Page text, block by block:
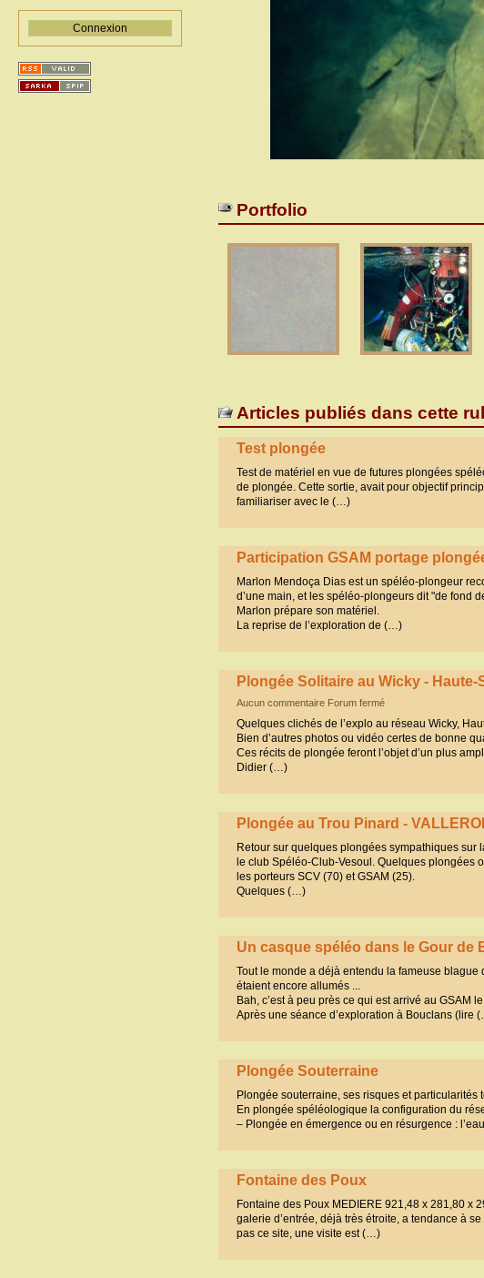
Portfolio
Articles publiés dans cette
Test plongée
Test de matériel en vue de futures plongées
de plongée. Cette sortie, avait pour objectif
familiariser avec le (…)
Participation GSAM portage
Marlon Mendoça Dias est un spéléo-plongeur
d’une main, et les spéléo-plongeurs dit "de fond
Marlon prépare son matériel.
La reprise de l’exploration de (…)
Plongée Solitaire au Wicky - Haute-
Aucun commentaire Forum fermé
Quelques clichés de l’explo au réseau Wicky,
Bien d’autres photos ou vidéo certes de bonne
Ces récits de plongée feront l’objet d’un plus
Didier (…)
Plongée au Trou Pinard -
Retour sur quelques plongées sympathiques sur
le club Spéléo-Club-Vesoul. Quelques plongées
les porteurs SCV (70) et GSAM (25).
Quelques (…)
Un casque spéléo dans le Gour de
Tout le monde a déjà entendu la fameuse blague
étaient encore allumés ...
Bah, c’est à peu près ce qui est arrivé au GSAM
Après une séance d’exploration à Bouclans (lire
Plongée Souterraine
Plongée souterraine, ses risques et particularités
En plongée spéléologique la configuration du
– Plongée en émergence ou en résurgence :
Fontaine des Poux
Fontaine des Poux MEDIERE 921,48 x 281,80 x
galerie d’entrée, déjà très étroite, a tendance à
pas ce site, une visite est (…)
Connexion